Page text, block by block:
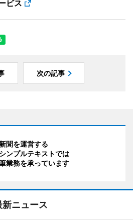
ビス
次の記事
聞を運営する
ンプルテキストでは
業務を承っています
新ニュース